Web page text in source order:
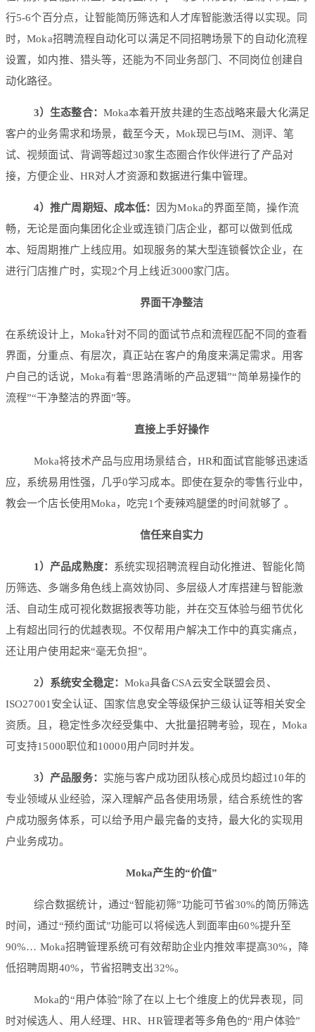
行5-6个百分点，让智能简历筛选和人才库智能激活得以实现。同
时，Moka招聘流程自动化可以满足不同招聘场景下的自动化流程
设置，如内推、猎头等，还能为不同业务部门、不同岗位创建自
动化路径。
3）生态整合： Moka本着开放共建的生态战略来最大化满足
客户的业务需求和场景，截至今天，Mok现已与IM、测评、笔
试、视频面试、背调等超过30家生态圈合作伙伴进行了产品对
接，方便企业、HR对人才资源和数据进行集中管理。
4）推广周期短、成本低：
因为Moka的界面至简，操作流
畅，无论是面向集团化企业或连锁门店企业，都可以做到低成
本、短周期推广上线应用。如现服务的某大型连锁餐饮企业，在
进行门店推广时，实现2个月上线近3000家门店。
界面干净整洁
在系统设计上，Moka针对不同的面试节点和流程匹配不同的查看
界面，分重点、有层次，真正站在客户的角度来满足需求。用客
户自己的话说，Moka有着“思路清晰的产品逻辑”“简单易操作的
流程”“干净整洁的界面”等。
直接上手好操作
Moka将技术产品与应用场景结合，HR和面试官能够迅速适
应，系统易用性强，几乎0学习成本。即使在复杂的零售行业中，
教会一个店长使用Moka，吃完1个麦辣鸡腿堡的时间就够了 。
信任来自实力
1）产品成熟度： 系统实现招聘流程自动化推进、智能化简
历筛选、多端多角色线上高效协同、多层级人才库搭建与智能激
活、自动生成可视化数据报表等功能，并在交互体验与细节优化
上有超出同行的优越表现。不仅帮用户解决工作中的真实痛点，
还让用户使用起来“毫无负担”。
2）系统安全稳定： Moka具备CSA云安全联盟会员、
ISO27001安全认证、国家信息安全等级保护三级认证等相关安全
资质。且，稳定性多次经受集中、大批量招聘考验，现在，Moka
可支持15000职位和10000用户同时并发。
3）产品服务： 实施与客户成功团队核心成员均超过10年的
专业领域从业经验，深入理解产品各使用场景，结合系统性的客
户成功服务体系，可以给予用户最完备的支持，最大化的实现用
户业务成功。
Moka产生的“价值”
综合数据统计，通过“智能初筛”功能可节省30%的简历筛选
时间，通过“预约面试”功能可以将候选人到面率由60%提升至
90%… Moka招聘管理系统可有效帮助企业内推效率提高30%，降
低招聘周期40%，节省招聘支出32%。
Moka的“用户体验”除了在以上七个维度上的优异表现，同
时对候选人、用人经理、HR、HR管理者等多角色的“用户体验”